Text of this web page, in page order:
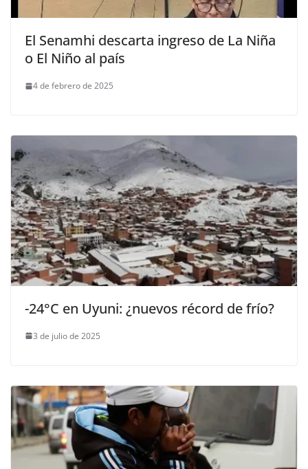
El Senamhi descarta ingreso de La Niña
o El Niño al país
4 de febrero de 2025
-24°C en Uyuni: ¿nuevos récord de frío?
3 de julio de 2025